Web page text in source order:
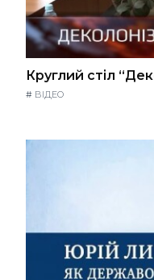
Круглий стіл
# ВІДЕО